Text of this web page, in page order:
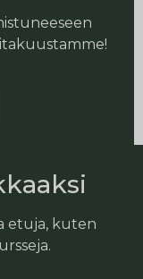
etuja, kuten